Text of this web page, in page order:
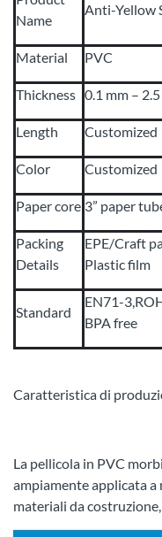
Name
Anti-Yellow
Material PVC
Thickness 0.1 mm –
Length Customized
Color Customized
Paper core 3” paper
Packing
Details
EPE/Craft
Plastic film
Standard
EN71-
BPA free
Caratteristica di
La pellicola in PVC
ampiamente applicata
materiali da